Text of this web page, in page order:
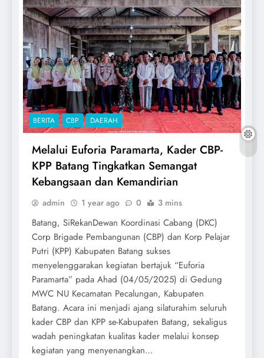
BERITA CBP DAERAH
Melalui Euforia Paramarta, Kader CBP-
KPP Batang Tingkatkan Semangat
Kebangsaan dan Kemandirian
admin 1 year ago 0 3 mins
Batang, SiRekanDewan Koordinasi Cabang (DKC)
Corp Brigade Pembangunan (CBP) dan Korp Pelajar
Putri (KPP) Kabupaten Batang sukses
menyelenggarakan kegiatan bertajuk “Euforia
Paramarta” pada Ahad (04/05/2025) di Gedung
MWC NU Kecamatan Pecalungan, Kabupaten
Batang. Acara ini menjadi ajang silaturahim seluruh
kader CBP dan KPP se-Kabupaten Batang, sekaligus
wadah peningkatan kualitas kader melalui konsep
kegiatan yang menyenangkan…